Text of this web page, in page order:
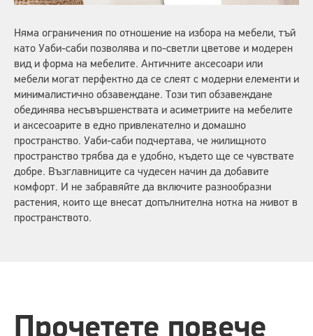
Няма ограничения по отношение на избора на мебели, тъй
като Уаби-саби позволява и по-светли цветове и модерен
вид и форма на мебелите. Античните аксесоари или
мебели могат перфектно да се слеят с модерни елементи и
минималистично обзавеждане. Този тип обзавеждане
обединява несъвършенствата и асиметриите на мебелите
и аксесоарите в едно привлекателно и домашно
пространство. Уаби-саби подчертава, че жилищното
пространство трябва да е удобно, където ще се чувствате
добре. Възглавниците са чудесен начин да добавите
комфорт. И не забравяйте да включите разнообразни
растения, които ще внесат допълнителна нотка на живот в
пространството.
Прочетете повече